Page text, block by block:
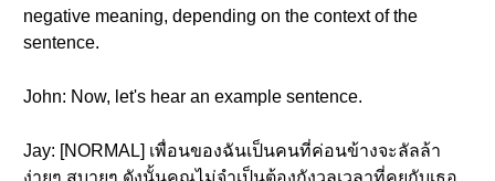
negative meaning, depending on the context of the
sentence.
John: Now, let's hear an example sentence.
Jay: [NORMAL] เพื่อนของฉันเป็นคนที่ค่อนข้างจะลัลล้า
ง่ายๆ สบายๆ ดังนั้นคุณไม่จำเป็นต้องกังวลเวลาที่คุยกับเธอ